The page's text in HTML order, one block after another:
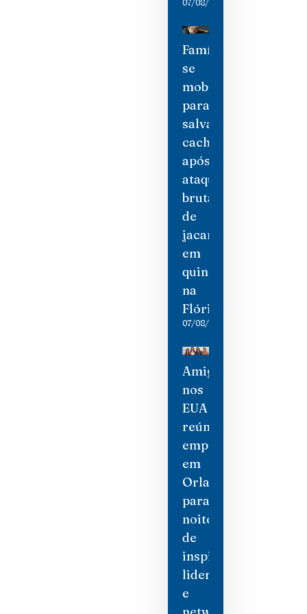
07/08/2026
Família
se
mobiliza
para
salvar
cachorro
após
ataque
brutal
de
jacaré
em
quintal
na
Flórida
07/08/2026
Amigas
nos
EUA
reúne
empresárias
em
Orlando
para
noite
de
inspiração,
liderança
e